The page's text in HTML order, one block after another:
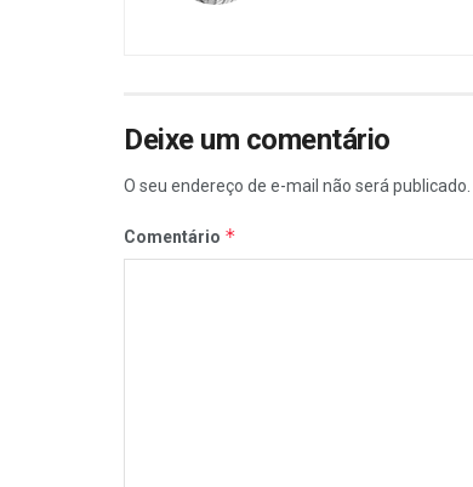
Deixe um comentário
O seu endereço de e-mail não será publicado.
Comentário *